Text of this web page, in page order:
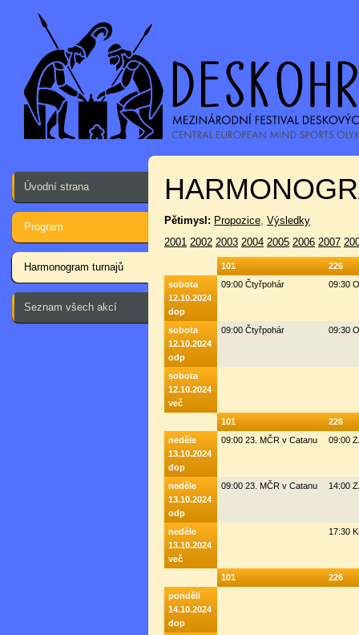
Úvodní strana
Program
Harmonogram turnajů
Seznam všech akcí
Pětimysl: Propozice, Výsledky
2001 2002 2003 2004 2005 2006 2007
101
226
sobota
12.10.2024
dop
09:00 Čtyřpohár 09:30
sobota
12.10.2024
odp
09:00 Čtyřpohár 09:30
sobota
12.10.2024
več
101
226
neděle
13.10.2024
dop
09:00 23. MČR v Catanu 09:00
neděle
13.10.2024
odp
09:00 23. MČR v Catanu 14:00
neděle
13.10.2024
več
17:30
101
226
pondělí
14.10.2024
dop